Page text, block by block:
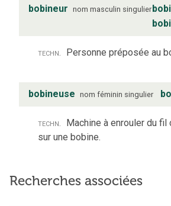
bobineur nom masculin singulier
techn. Personne préposée au
bobineuse nom féminin singulier
techn. Machine à enrouler du
sur une bobine.
Recherches associées